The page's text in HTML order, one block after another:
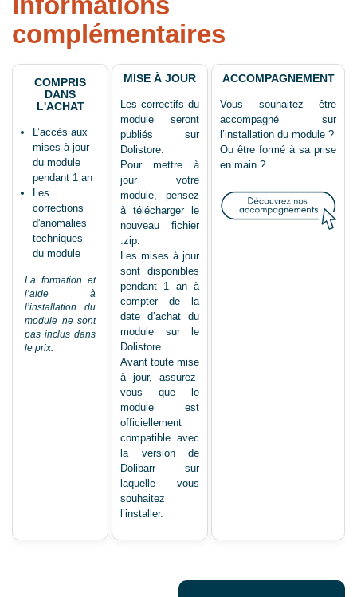
complémentaires
COMPRIS
DANS
L'ACHAT
L’accès aux
mises à jour
du module
pendant 1 an
Les
corrections
d'anomalies
techniques
du module
La formation et
l’aide à
l’installation du
module ne sont
pas inclus dans
le prix.
MISE À JOUR
Les correctifs du
module seront
publiés sur
Dolistore.
Pour mettre à
jour votre
module, pensez
à télécharger le
nouveau fichier
.zip.
Les mises à jour
sont disponibles
pendant 1 an à
compter de la
date d’achat du
module sur le
Dolistore.
Avant toute mise
à jour, assurez-
vous que le
module est
officiellement
compatible avec
la version de
Dolibarr sur
laquelle vous
souhaitez
l’installer.
ACCOMPAGNEMENT
Vous souhaitez être
accompagné sur
l’installation du module ?
Ou être formé à sa prise
en main ?